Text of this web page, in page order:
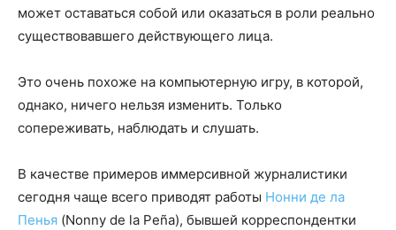
может оставаться собой или оказаться в роли реально
существовавшего действующего лица.
Это очень похоже на компьютерную игру, в которой,
однако, ничего нельзя изменить. Только
сопереживать, наблюдать и слушать.
В качестве примеров иммерсивной журналистики
сегодня чаще всего приводят работы Нонни де ла
Пенья (Nonny de la Peña), бывшей корреспондентки